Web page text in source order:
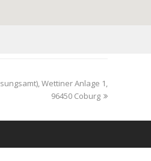
Wettiner Anlage 1,
96450 Coburg